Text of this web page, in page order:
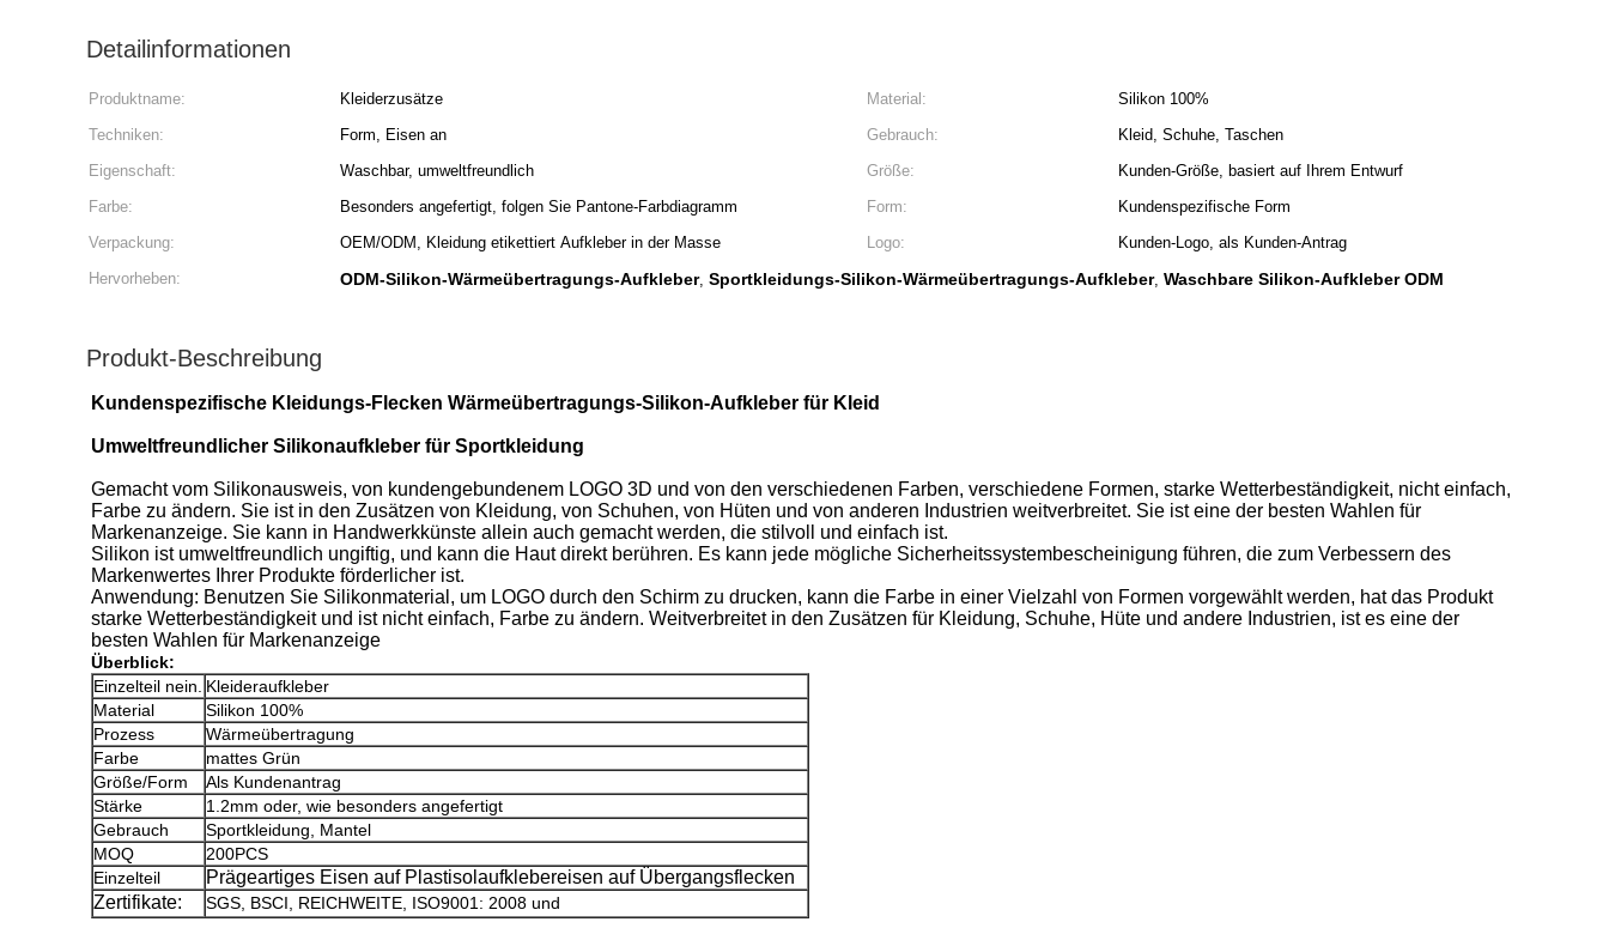
Detailinformationen
Produktname: Kleiderzusätze Material:
Silikon 100%
Techniken:
Form, Eisen an Gebrauch:
Kleid, Schuhe, Taschen
Eigenschaft:
Waschbar, umweltfreundlich Größe:
Kunden-Größe, basiert auf Ihrem Entwurf
Farbe:
Besonders angefertigt, folgen Sie Pantone-Farbdiagramm Form:
Kundenspezifische Form
Verpackung:
OEM/ODM, Kleidung etikettiert Aufkleber in der Masse Logo:
Kunden-Logo, als Kunden-Antrag
Hervorheben:
ODM-Silikon-Wärmeübertragungs-Aufkleber, Sportkleidungs-Silikon-Wärmeübertragungs-Aufkleber, Waschbare Silikon-Aufkleber ODM
Produkt-Beschreibung
Kundenspezifische Kleidungs-Flecken Wärmeübertragungs-Silikon-Aufkleber für Kleid
Umweltfreundlicher Silikonaufkleber für Sportkleidung
Gemacht vom Silikonausweis, von kundengebundenem LOGO 3D und von den verschiedenen Farben, verschiedene Formen, starke Wetterbeständigkeit, nicht einfach,
Farbe zu ändern. Sie ist in den Zusätzen von Kleidung, von Schuhen, von Hüten und von anderen Industrien weitverbreitet. Sie ist eine der besten Wahlen für
Markenanzeige. Sie kann in Handwerkkünste allein auch gemacht werden, die stilvoll und einfach ist.
Silikon ist umweltfreundlich ungiftig, und kann die Haut direkt berühren. Es kann jede mögliche Sicherheitssystembescheinigung führen, die zum Verbessern des
Markenwertes Ihrer Produkte förderlicher ist.
Anwendung: Benutzen Sie Silikonmaterial, um LOGO durch den Schirm zu drucken, kann die Farbe in einer Vielzahl von Formen vorgewählt werden, hat das Produkt
starke Wetterbeständigkeit und ist nicht einfach, Farbe zu ändern. Weitverbreitet in den Zusätzen für Kleidung, Schuhe, Hüte und andere Industrien, ist es eine der
besten Wahlen für Markenanzeige
Überblick:
Einzelteil nein. Kleideraufkleber
Material
Silikon 100%
Prozess
Wärmeübertragung
Farbe
mattes Grün
Größe/Form
Als Kundenantrag
Stärke
1.2mm oder, wie besonders angefertigt
Gebrauch
Sportkleidung, Mantel
MOQ
200PCS
Einzelteil
Prägeartiges Eisen auf Plastisolaufklebereisen auf Übergangsflecken
Zertifikate:
SGS, BSCI, REICHWEITE, ISO9001: 2008 und